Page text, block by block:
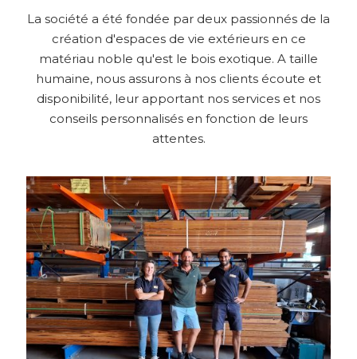
La société a été fondée par deux passionnés de la
création d'espaces de vie extérieurs en ce
matériau noble qu'est le bois exotique. A taille
humaine, nous assurons à nos clients écoute et
disponibilité, leur apportant nos services et nos
conseils personnalisés en fonction de leurs
attentes.